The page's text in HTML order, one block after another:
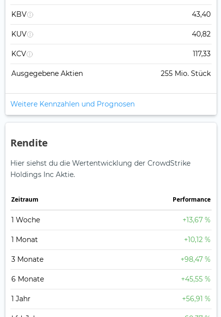
KBV 43,40
KUV 40,82
KCV 117,33
Ausgegebene Aktien 255 Mio. Stück
Weitere Kennzahlen und Prognosen
Rendite
Hier siehst du die Wertentwicklung der CrowdStrike
Holdings Inc Aktie.
Zeitraum Perfor­mance
1 Woche +13,67 %
1 Monat +10,12 %
3 Monate +98,47 %
6 Monate +45,55 %
1 Jahr +56,91 %